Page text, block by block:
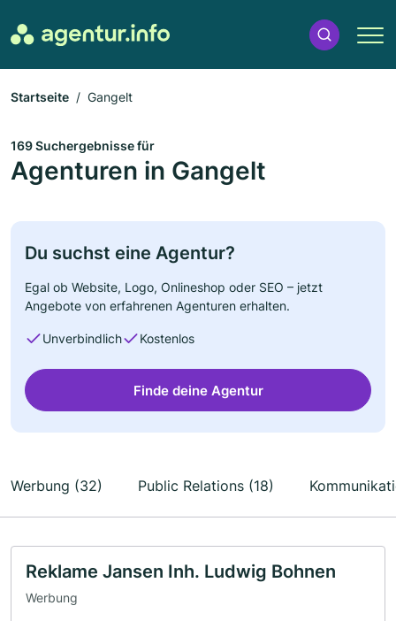
Startseite Gangelt
169 Suchergebnisse für
Agenturen in Gangelt
Du suchst eine Agentur?
Egal ob Website, Logo, Onlineshop oder SEO – jetzt
Angebote von erfahrenen Agenturen erhalten.
Unverbindlich Kostenlos
Finde deine Agentur
Werbung (32) Public Relations (18)
Reklame Jansen Inh. Ludwig Bohnen
Werbung